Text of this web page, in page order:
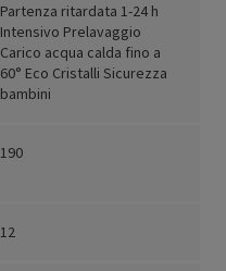
Partenza ritardata 1-24 h
Intensivo Prelavaggio
Carico acqua calda fino a
60° Eco Cristalli Sicurezza
bambini
190
12